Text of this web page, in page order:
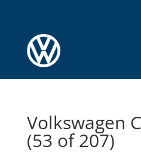
Volkswagen
(53 of 207)